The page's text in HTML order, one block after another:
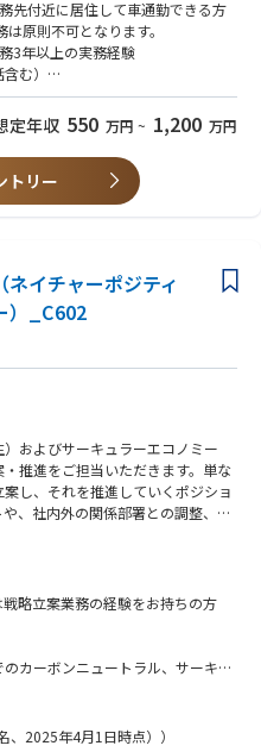
トのサポート、特命事項
るポジションとなります。
先付近に居住して車通勤できる方
原則不可となります。
3年以上の実務経験
む）
験
知識または業務関与経験
感をもって関係者を巻き込んで手
析が得意な方
理部長或いはそれに近い経験のあ
会員制のビジネス、会員クラブの
業においてVIP顧客とのコミュニ
ある方
きる方
、家族同伴は 5 万円を支給する
には 0%となります。)
して最大25万円を支給します。
での負担が少ないエリアとなりま
定年収 550 万円 ~ 1,200 万円
トリー
ネイチャーポジティ
）_C602
およびサーキュラーエコノミー
・推進をご担当いただきます。単な
し、それを推進していくポジショ
、社内外の関係部署との調整、業
ステークホルダーとのコミュニケ
いく役割を担っていただきます。
業務へとステップアップしていた
て、将来的にはグループリーダー
しており、バックアップ体制のも
ます。
略立案業務の経験をお持ちの方
カーボンニュートラル、サーキュ
いずれかの業務経験をお持ちの方
ケーション能力をお持ちの方
2025年4月1日時点））